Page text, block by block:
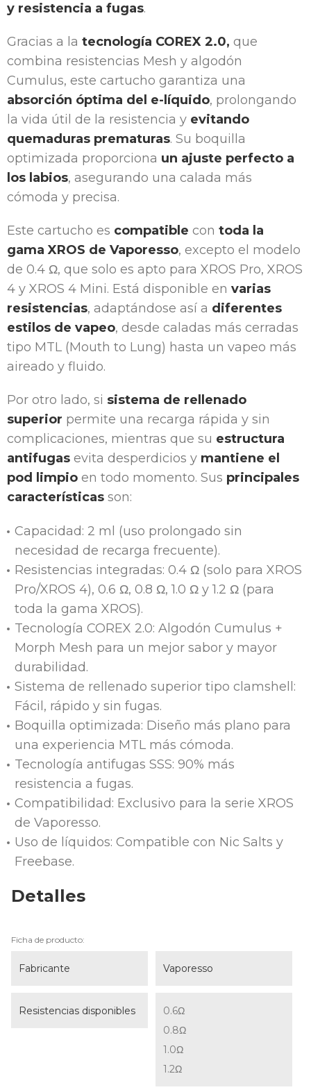
y resistencia a fugas.
Gracias a la tecnología COREX 2.0, que
combina resistencias Mesh y algodón
Cumulus, este cartucho garantiza una
absorción óptima del e-líquido, prolongando
la vida útil de la resistencia y evitando
quemaduras prematuras. Su boquilla
optimizada proporciona un ajuste perfecto a
los labios, asegurando una calada más
cómoda y precisa.
Este cartucho es compatible con toda la
gama XROS de Vaporesso, excepto el modelo
de 0.4 Ω, que solo es apto para XROS Pro, XROS
4 y XROS 4 Mini. Está disponible en varias
resistencias, adaptándose así a diferentes
estilos de vapeo, desde caladas más cerradas
tipo MTL (Mouth to Lung) hasta un vapeo más
aireado y fluido.
Por otro lado, si sistema de rellenado
superior permite una recarga rápida y sin
complicaciones, mientras que su estructura
antifugas evita desperdicios y mantiene el
pod limpio en todo momento. Sus principales
características son:
Capacidad: 2 ml (uso prolongado sin
necesidad de recarga frecuente).
Resistencias integradas: 0.4 Ω (solo para XROS
Pro/XROS 4), 0.6 Ω, 0.8 Ω, 1.0 Ω y 1.2 Ω (para
toda la gama XROS).
Tecnología COREX 2.0: Algodón Cumulus +
Morph Mesh para un mejor sabor y mayor
durabilidad.
Sistema de rellenado superior tipo clamshell:
Fácil, rápido y sin fugas.
Boquilla optimizada: Diseño más plano para
una experiencia MTL más cómoda.
Tecnología antifugas SSS: 90% más
resistencia a fugas.
Compatibilidad: Exclusivo para la serie XROS
de Vaporesso.
Uso de líquidos: Compatible con Nic Salts y
Freebase.
Detalles
Ficha de producto:
Fabricante Vaporesso
Resistencias disponibles
0.6Ω
0.8Ω
1.0Ω
1.2Ω